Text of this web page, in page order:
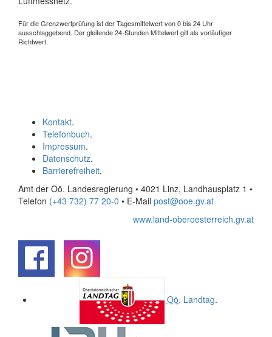
Für die Grenzwertprüfung ist der Tagesmittelwert von 0 bis 24 Uhr
ausschlaggebend. Der gleitende 24-Stunden Mittelwert gilt als vorläufiger
Richtwert.
Kontakt.
Telefonbuch.
Impressum.
Datenschutz.
Barrierefreiheit.
Amt der Oö. Landesregierung • 4021 Linz, Landhausplatz 1 •
Telefon (+43 732) 77 20-0 • E-Mail post@ooe.gv.at
www.land-oberoesterreich.gv.at
Oö. Landtag.